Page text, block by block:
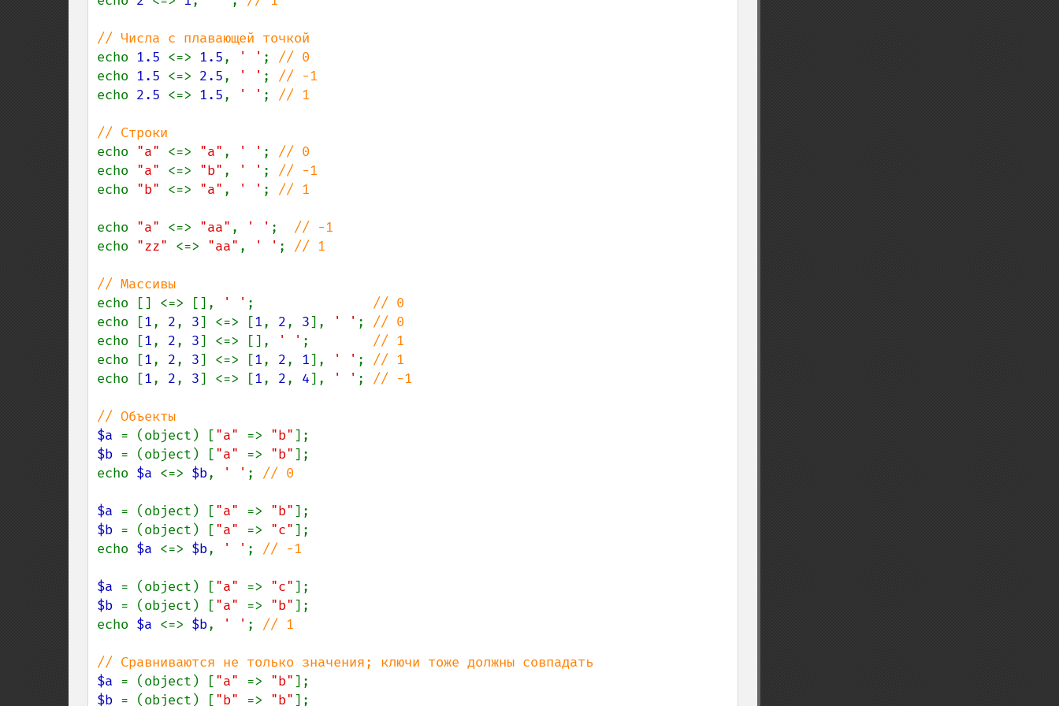
echo 1.5 <=> 1.5, ' ' ;
echo 1.5 <=> 2.5, ' ' ;
echo 2.5 <=> 1.5, ' ' ; // 1
echo "a" <=> "a" , ' ' ;
echo "a" <=> "b" , ' ' ;
echo "b" <=> "a" , ' ' ; // 1
echo "a" <=> "aa" , ' ' ;
echo "zz" <=> "aa" , ' ' ; // 1
echo [] <=> [],
' ' ;
echo [1, 2, 3] <=> [1, 2, 3], ' ' ;
echo [1, 2, 3] <=> [], ' ' ;
echo [1, 2, 3] <=> [1, 2, 1], ' ' ;
echo [1, 2, 3] <=> [1, 2, 4], ' ' ; // -1
$a = (object) ["a" => "b"
$b = (object) ["a" => "b"];
echo $a <=> $b, ' ' ; // 0
$a = (object) ["a" => "b"
$b = (object) ["a" => "c"];
echo $a <=> $b, ' ' ; // -1
$a = (object) ["a" => "c"
$b = (object) ["a" => "b"];
echo $a <=> $b, ' ' ; // 1
$a = (object) ["a" => "b"
$b = (object) ["b" => "b"];